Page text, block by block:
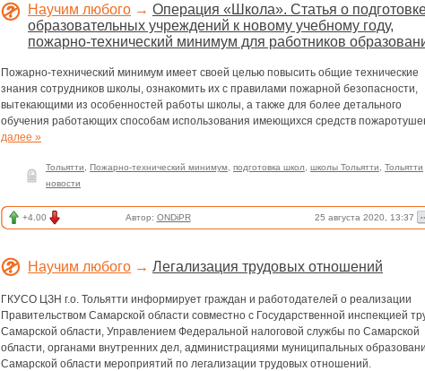
Научим любого → Операция «Школа». Статья о
образовательных учреждений к новому учебному году,
пожарно-технический минимум для работников
Пожарно-технический минимум имеет своей целью повысить общие технические
знания сотрудников школы, ознакомить их с правилами пожарной безопасности,
вытекающими из особенностей работы школы, а также для более детального
обучения работающих способам использования имеющихся средств
далее »
Тольятти Пожарно-технический минимум подготовка школ школы Тольятти
Тольятти
новости
+4.00 Автор: ONDiPR 25 августа 2020, 13:37
Научим любого → Легализация трудовых отношений
ГКУСО ЦЗН г.о. Тольятти информирует граждан и работодателей о реализации
Правительством Самарской области совместно с Государственной инспекцией
Самарской области, Управлением Федеральной налоговой службы по Самарской
области, органами внутренних дел, администрациями муниципальных
Самарской области мероприятий по легализации трудовых отношений.